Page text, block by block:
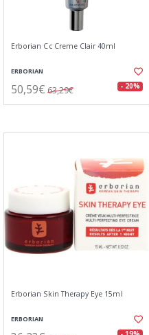
Erborian Cc Creme Clair 40ml
ERBORIAN
50,59€ 63,29€ - 20%
Erborian Skin Therapy Eye 15ml
ERBORIAN